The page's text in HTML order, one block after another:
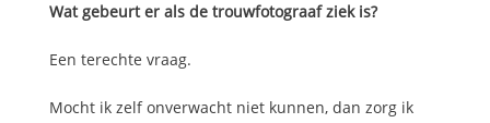
Wat gebeurt er als de trouwfotograaf ziek is?
Een terechte vraag.
Mocht ik zelf onverwacht niet kunnen, dan zorg ik